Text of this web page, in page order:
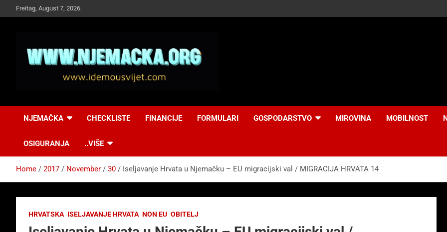
to
Freitag, August 7, 2026
Idemo u Svijet-
NJEMAČKA CHECKLISTE FINANCIJE FORMULARI GOSPODARSTVO MIROVINA MOBILNOST
OSIGURANJA ..VIŠE
Home 2017 November 30 Iseljavanje Hrvata u Njemačku – EU migracijski val / MIGRACIJA HRVATA 14
HRVATSKA ISELJAVANJE HRVATA NON EU OBITELJ